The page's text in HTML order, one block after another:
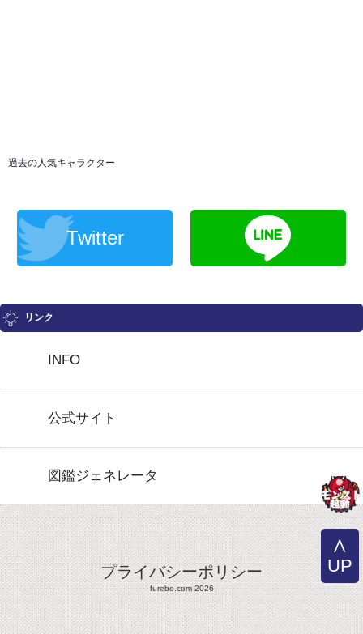
過去の人気キャラクター
Twitter
リンク
INFO
公式サイト
図鑑ジェネレータ
プライバシーポリシー
furebo.com 2026
UP